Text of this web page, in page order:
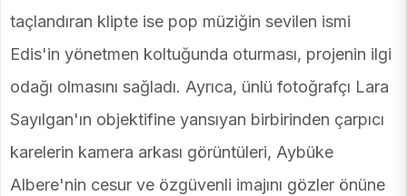
taçlandıran klipte ise pop müziğin sevilen ismi
Edis'in yönetmen koltuğunda oturması, projenin ilgi
odağı olmasını sağladı. Ayrıca, ünlü fotoğrafçı Lara
Sayılgan'ın objektifine yansıyan birbirinden çarpıcı
karelerin kamera arkası görüntüleri, Aybüke
Albere'nin cesur ve özgüvenli imajını gözler önüne